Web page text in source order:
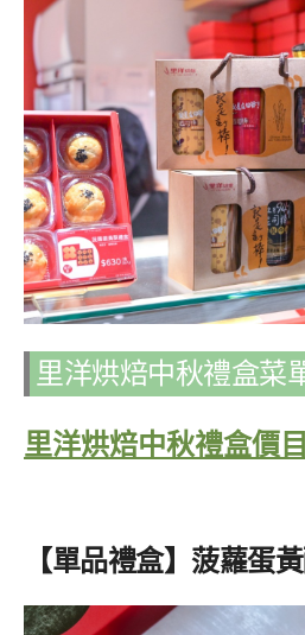
里洋烘焙中秋禮盒菜
里洋烘焙中秋禮盒價
【單品禮盒】菠蘿蛋